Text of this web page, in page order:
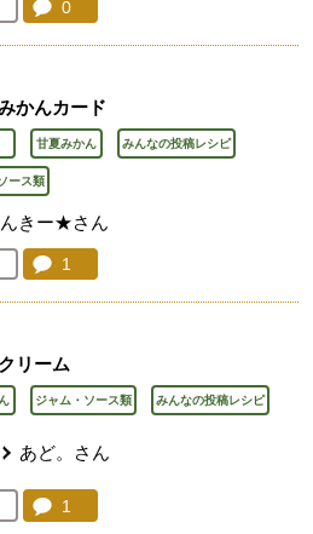
気に入り登録：
が登録
コメント：
0
かんカード
甘夏みかん みんなの投稿レシピ
ース類
きー★さん
気に入り登録：
が登録
コメント：
1
リーム
ジャム・ソース類 みんなの投稿レシピ
あど。さん
気に入り登録：
が登録
コメント：
1